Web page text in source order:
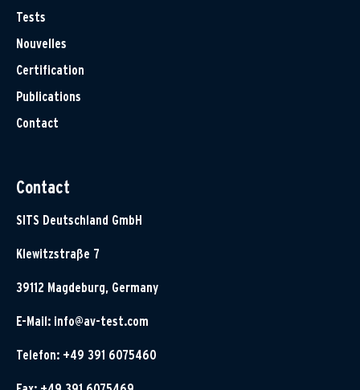
Tests
Nouvelles
Certification
Publications
Contact
Contact
SITS Deutschland GmbH
Klewitzstraße 7
39112 Magdeburg, Germany
E-Mail: info@av-test.com
Telefon: +49 391 6075460